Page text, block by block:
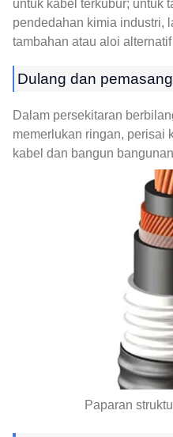
untuk kabel terkubur; untuk
pendedahan kimia industri,
tambahan atau aloi
Dulang dan
Dalam persekitaran
memerlukan ringan, perisai
kabel dan bangun
Paparan